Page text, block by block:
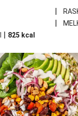
|
|
| 825 kcal